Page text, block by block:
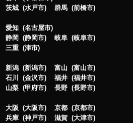
茨城
水戸市 群馬 前橋市
愛知
名古屋市
静岡
静岡市 岐阜
岐阜市
三重
津市
新潟 新潟市 富山
富山市
石川
金沢市 福井
福井市
山梨
甲府市 長野 長野市
大阪 大阪市 京都
京都市
兵庫
神戸市 滋賀
大津市